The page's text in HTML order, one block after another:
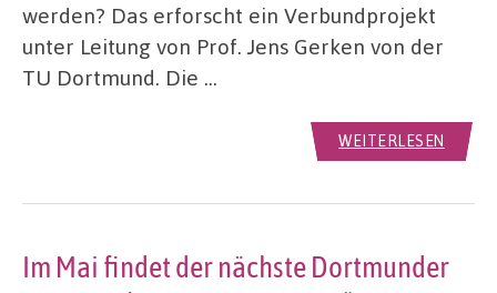
werden? Das erforscht ein Verbundprojekt
unter Leitung von Prof. Jens Gerken von der
TU Dortmund. Die …
WEITERLESEN
Im Mai findet der nächste Dortmunder